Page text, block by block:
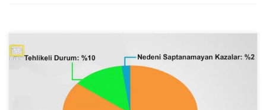
Tehlikeli Durumlar ve Tehlikeli Hareketler İş kazalarının %88’ini
tehlikeli hareket, %10’u tehlikeli durum, %2’si sebebi kaçınılmaz
ve bilinmeyen nedenlerden dolayı meydana gelmektedir. Bu